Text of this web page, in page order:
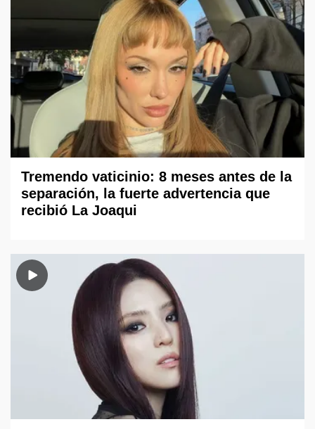
Tremendo vaticinio: 8 meses antes de la
separación, la fuerte advertencia que
recibió La Joaqui